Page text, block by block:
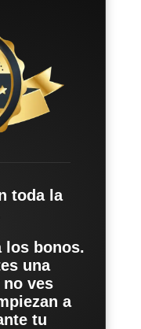
toda la
los bonos.
una
ves
a
tu